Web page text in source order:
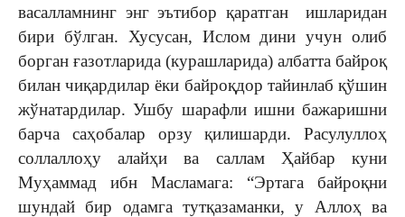
васалламнинг энг эътибор қаратган ишларидан
бири бўлган. Хусусан, Ислом дини учун олиб
борган ғазотларида (курашларида) албатта байроқ
билан чиқардилар ёки байроқдор тайинлаб қўшин
жўнатардилар. Ушбу шарафли ишни бажаришни
барча саҳобалар орзу қилишарди. Расулуллоҳ
соллаллоҳу алайҳи ва саллам Ҳайбар куни
Муҳаммад ибн Масламага: “Эртага байроқни
шундай бир одамга тутқазаманки, у Аллоҳ ва